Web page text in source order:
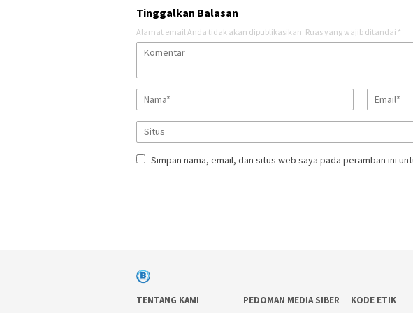
Tinggalkan Balasan
Alamat email Anda tidak akan dipublikasikan. Ruas yang wajib ditandai *
Simpan nama, email, dan situs web saya pada peramban ini
TENTANG KAMI PEDOMAN MEDIA SIBER KODE ETIK